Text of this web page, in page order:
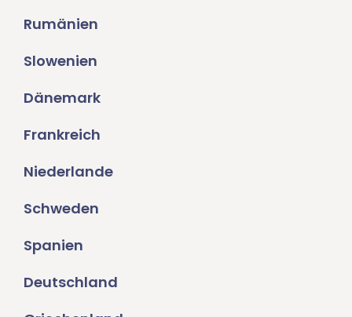
Rumänien
Slowenien
Dänemark
Frankreich
Niederlande
Schweden
Spanien
Deutschland